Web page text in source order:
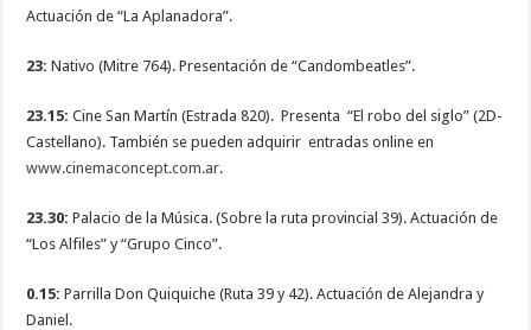
Actuación de “La Aplanadora”.
23:Nativo (Mitre 764). Presentación de “Candombeatles”.
23.15:Cine San Martín (Estrada 820). Presenta “El robo del siglo” (2D-
Castellano). También se pueden adquirir entradas online en
www.cinemaconcept.com.ar.
23.30: Palacio de la Música. (Sobre la ruta provincial 39). Actuación de
“Los Alfiles” y “Grupo Cinco”.
0.15:Parrilla Don Quiquiche (Ruta 39 y 42). Actuación de Alejandra y
Daniel.